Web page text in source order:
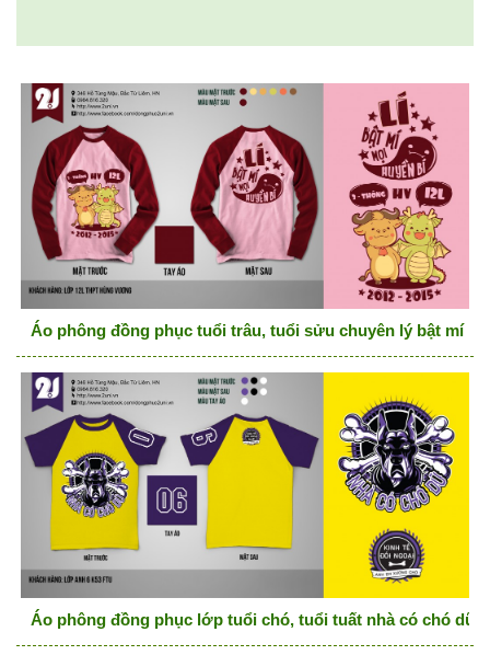
Áo phông đồng phục tuổi trâu, tuổi sửu chuyên lý bật mí
Áo phông đồng phục lớp tuổi chó, tuổi tuất nhà có chó dữ